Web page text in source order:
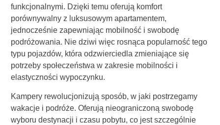
funkcjonalnymi. Dzięki temu oferują komfort
porównywalny z luksusowym apartamentem,
jednocześnie zapewniając mobilność i swobodę
podróżowania. Nie dziwi więc rosnąca popularność tego
typu pojazdów, która odzwierciedla zmieniające się
potrzeby społeczeństwa w zakresie mobilności i
elastyczności wypoczynku.
Kampery rewolucjonizują sposób, w jaki postrzegamy
wakacje i podróże. Oferują nieograniczoną swobodę
wyboru destynacji i czasu pobytu, co jest szczególnie